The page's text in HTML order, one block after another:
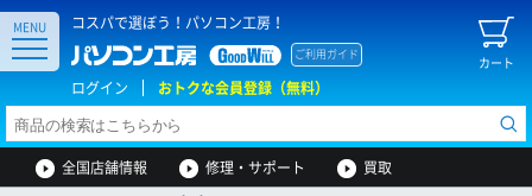
コスパで選ぼう！パソコン工房！
カート
ご利用ガイド
ログイン おトクな会員登録（無料）
MENU
全国店舗情報 修理・サポート 買取